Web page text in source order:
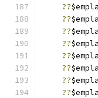
??
??
??
??
??
??
??
??